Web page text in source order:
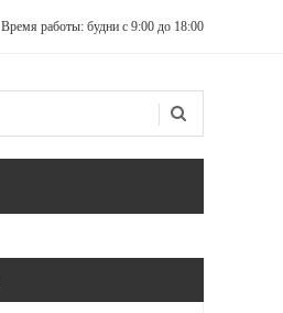
Время работы: будни с 9:00 до 18:00